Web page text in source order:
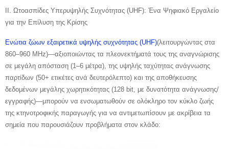
II. Ωτοασπίδες Υπερυψηλής Συχνότητας (UHF): Ένα Ψηφιακό Εργαλείο
για την Επίλυση της Κρίσης
Ενώτια ζώων εξαιρετικά υψηλής συχνότητας (UHF)(λειτουργώντας στα
860–960 MHz)—αξιοποιώντας τα πλεονεκτήματά τους της αναγνώρισης
σε μεγάλη απόσταση (1–6 μέτρα), της υψηλής ταχύτητας ανάγνωσης
παρτίδων (50+ ετικέτες ανά δευτερόλεπτο) και της αποθήκευσης
δεδομένων μεγάλης χωρητικότητας (128 bit, με δυνατότητα ανάγνωσης/
εγγραφής)—μπορούν να ενσωματωθούν σε ολόκληρο τον κύκλο ζωής
της κτηνοτροφικής παραγωγής για να αντιμετωπίσουν με ακρίβεια τα
σημεία που παρουσιάζουν προβλήματα στον κλάδο: